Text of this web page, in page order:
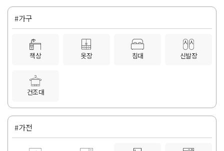
#가구
책상 옷장 침대 신발장
건조대
#가전